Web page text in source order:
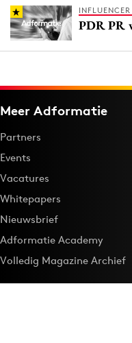
PDR PR
Meer Adformatie
Partners
Events
Vacatures
Whitepapers
Nieuwsbrief
Adformatie Academy
Volledig Magazine Archief